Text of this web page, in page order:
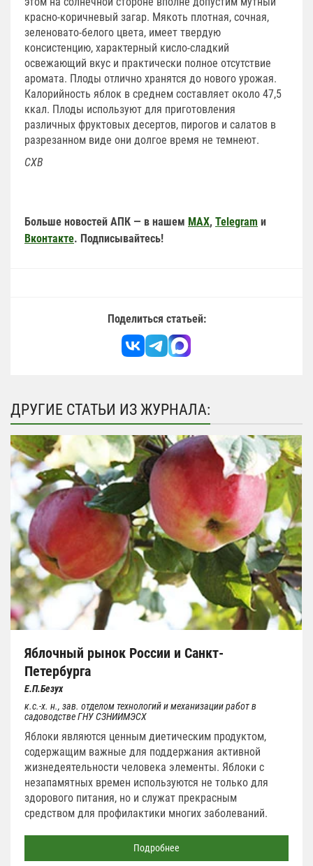
красно-коричневый загар. Мякоть плотная, сочная,
зеленовато-белого цвета, имеет твердую
консистенцию, характерный кисло-сладкий
освежающий вкус и практически полное отсутствие
аромата. Плоды отлично хранятся до нового урожая.
Калорийность яблок в среднем составляет около 47,5
ккал. Плоды используют для приготовления
различных фруктовых десертов, пирогов и салатов в
разрезанном виде они долгое время не темнеют.
СХВ
Больше новостей АПК — в нашем MAX, Telegram и
Вконтакте. Подписывайтесь!
Поделиться статьей:
ДРУГИЕ СТАТЬИ ИЗ ЖУРНАЛА:
Яблочный рынок России и Санкт-
Петербурга
Е.П.Безух
к.с.-х. н., зав. отделом технологий и механизации работ в
садоводстве ГНУ СЗНИИМЭСХ
Яблоки являются ценным диетическим продуктом,
содержащим важные для поддержания активной
жизнедеятельности человека элементы. Яблоки с
незапамятных времен используются не только для
здорового питания, но и служат прекрасным
средством для профилактики многих заболеваний.
Подробнее